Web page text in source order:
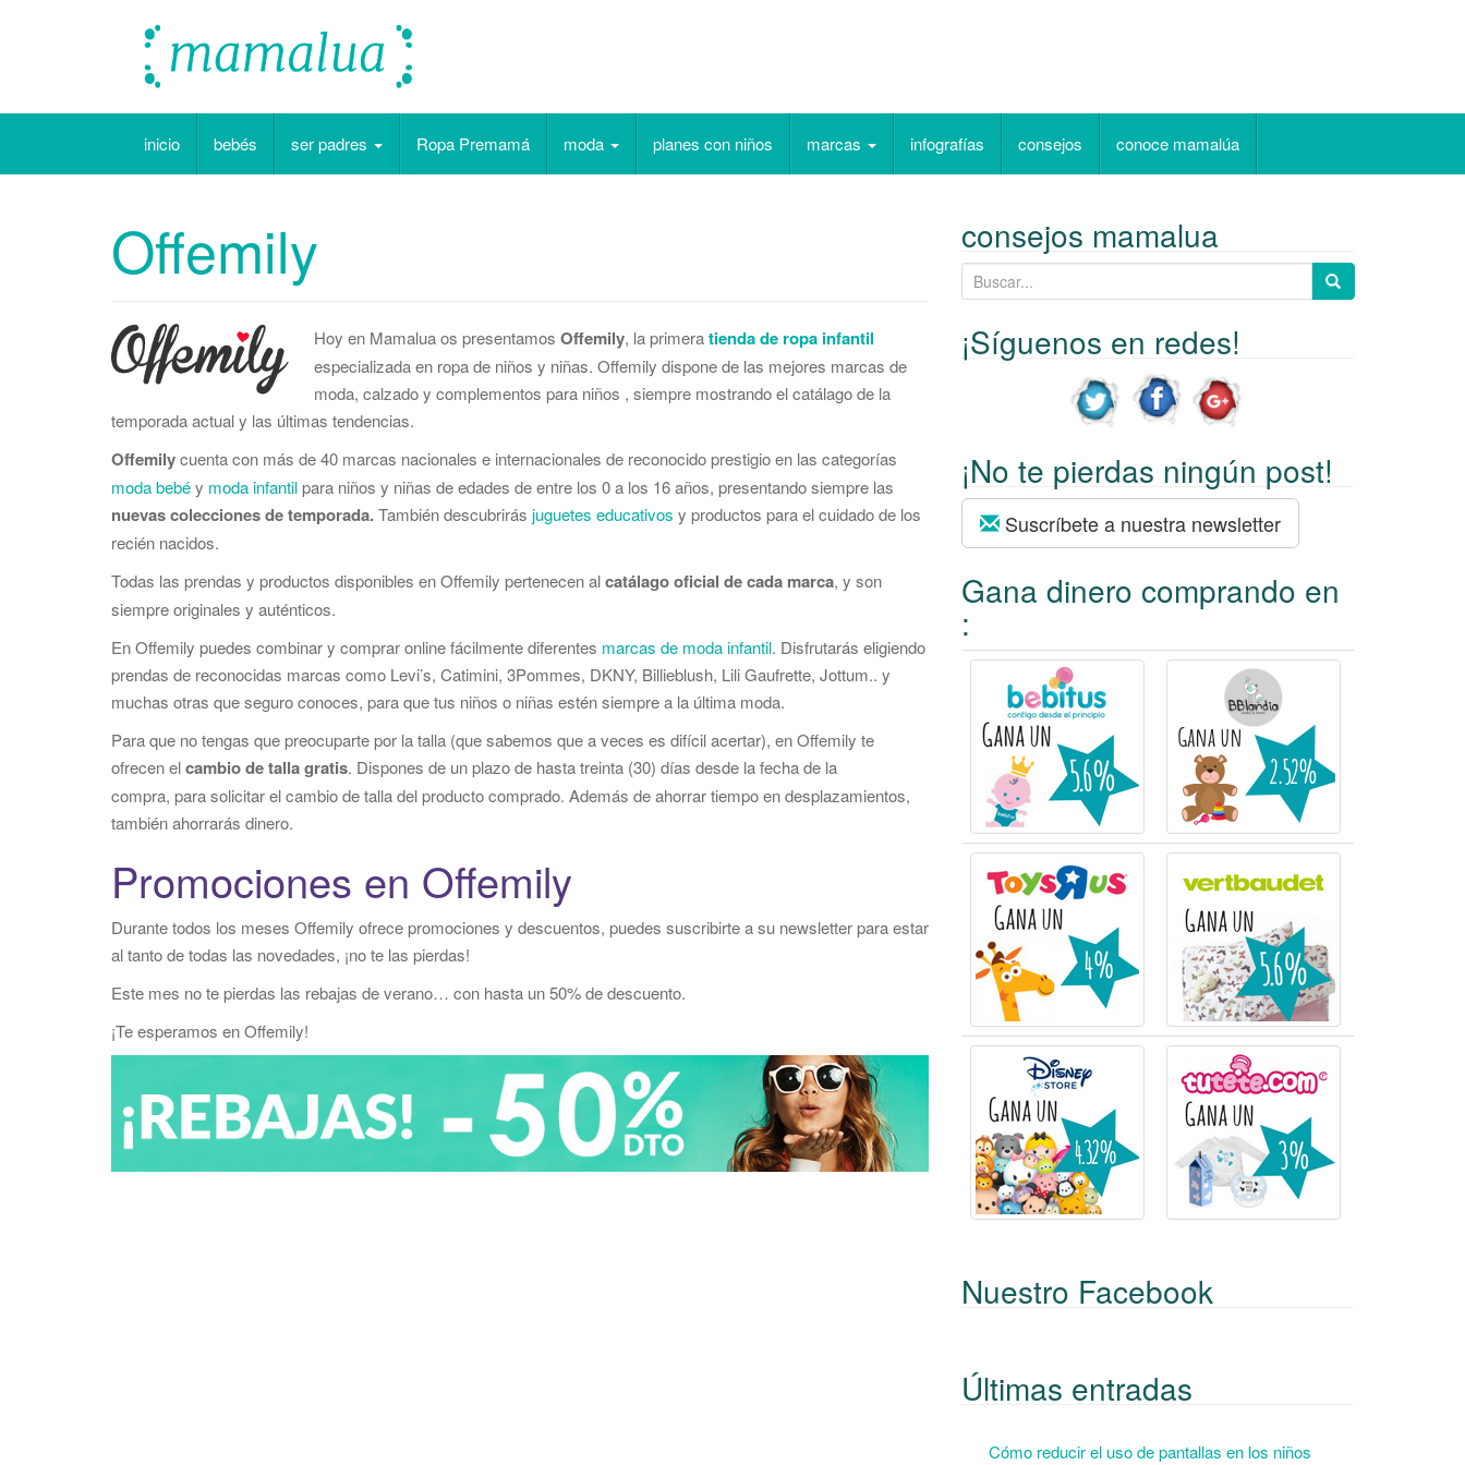
Mamalúa es un nuevo blog de
madres primerizos, segundones o de
inicio bebés ser padres Ropa Premamá moda planes con niños marcas infografías consejos conoce mamalúa
Offemily
Hoy en Mamalua os presentamos Offemily, la primeratienda de ropa infantil
especializada en ropa de niños y niñas. Offemily dispone de las mejores marcas de
moda, calzado y complementos para niños , siempre mostrando el catálago de la
temporada actual y las últimas tendencias.
Offemilycuenta con más de 40 marcas nacionales e internacionales de reconocido prestigio en las categorías
moda bebéy moda infantilpara niños y niñas de edades de entre los 0 a los 16 años, presentando siempre las
nuevas colecciones de temporada.También descubrirás juguetes educativos y productos para el cuidado de los
recién nacidos.
Todas las prendas y productos disponibles en Offemily pertenecen alcatálago oficial de cada marca, y son
siempre originales y auténticos.
En Offemily puedes combinar y comprar online fácilmente diferentes marcas de moda infantil. Disfrutarás eligiendo
prendas de reconocidas marcas como Levi’s, Catimini, 3Pommes, DKNY, Billieblush, Lili Gaufrette, Jottum.. y
muchas otras que seguro conoces, para que tus niños o niñas estén siempre a la última moda.
Para que no tengas que preocuparte por la talla (que sabemos que a veces es difícil acertar), en Offemily te
ofrecen elcambio de talla gratis. Dispones de un plazo de hasta treinta (30) días desde la fecha de la
compra, para solicitar el cambio de talla del producto comprado. Además de ahorrar tiempo en desplazamientos,
también ahorrarás dinero.
Promociones en Offemily
Durante todos los meses Offemily ofrece promociones y descuentos, puedes suscribirte a su newsletter para estar
al tanto de todas las novedades, ¡no te las pierdas!
Este mes no te pierdas las rebajas de verano… con hasta un 50% de descuento.
¡Te esperamos en Offemily!
consejos mamalua
u
c
o
r
¡Síguenos en redes!
¡No te pierdas ningún post!
Suscríbete a nuestra newsletter
Gana dinero comprando en
:
Nuestro Facebook
Últimas entradas
Cómo reducir el uso de pantallas en los niños